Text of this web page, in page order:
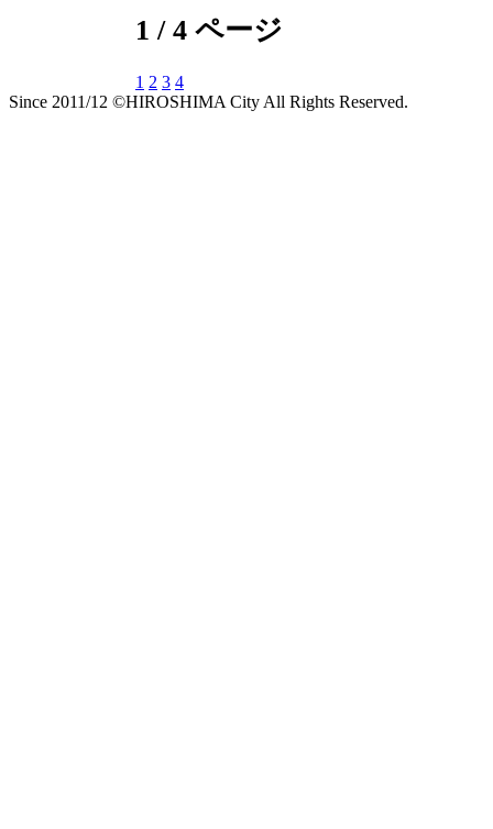
1 / 4 ページ
1 2 3 4
Since 2011/12 ©HIROSHIMA City All Rights Reserved.